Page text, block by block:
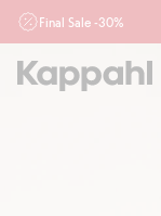
Final Sale -30%
działu outlet do 10.8 w
nie łączymy